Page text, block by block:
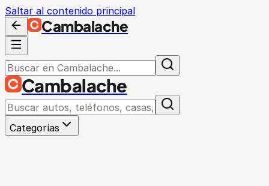
Saltar al contenido principal
Cambalache
Cambalache
Categorías